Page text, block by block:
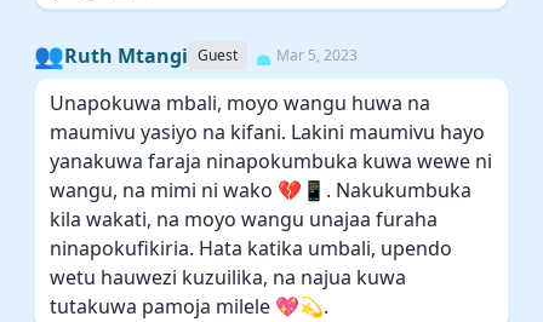
👥Ruth Mtangi Guest Mar 5, 2023
Unapokuwa mbali, moyo wangu huwa na
maumivu yasiyo na kifani. Lakini maumivu hayo
yanakuwa faraja ninapokumbuka kuwa wewe ni
wangu, na mimi ni wako 💔📱. Nakukumbuka
kila wakati, na moyo wangu unajaa furaha
ninapokufikiria. Hata katika umbali, upendo
wetu hauwezi kuzuilika, na najua kuwa
tutakuwa pamoja milele 💖💫.